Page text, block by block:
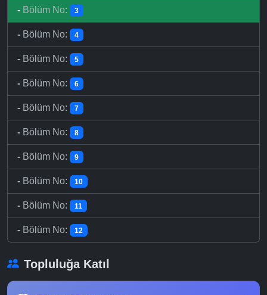
- Bölüm No: 3
- Bölüm No: 4
- Bölüm No: 5
- Bölüm No: 6
- Bölüm No: 7
- Bölüm No: 8
- Bölüm No: 9
- Bölüm No: 10
- Bölüm No: 11
- Bölüm No: 12
Topluluğa Katıl